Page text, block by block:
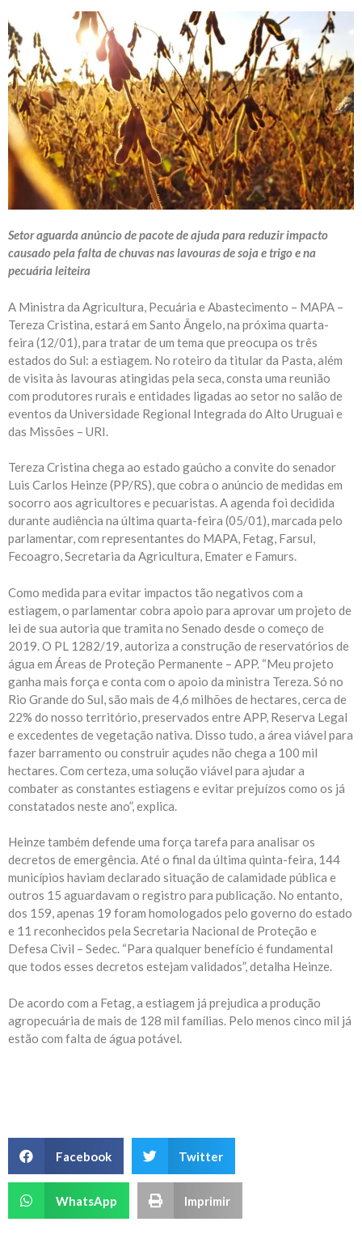
Setor aguarda anúncio de pacote de ajuda para reduzir impacto
causado pela falta de chuvas nas lavouras de soja e trigo e na
pecuária leiteira
A Ministra da Agricultura, Pecuária e Abastecimento – MAPA –
Tereza Cristina, estará em Santo Ângelo, na próxima quarta-
feira (12/01), para tratar de um tema que preocupa os três
estados do Sul: a estiagem. No roteiro da titular da Pasta, além
de visita às lavouras atingidas pela seca, consta uma reunião
com produtores rurais e entidades ligadas ao setor no salão de
eventos da Universidade Regional Integrada do Alto Uruguai e
das Missões – URI.
Tereza Cristina chega ao estado gaúcho a convite do senador
Luis Carlos Heinze (PP/RS), que cobra o anúncio de medidas em
socorro aos agricultores e pecuaristas. A agenda foi decidida
durante audiência na última quarta-feira (05/01), marcada pelo
parlamentar, com representantes do MAPA, Fetag, Farsul,
Fecoagro, Secretaria da Agricultura, Emater e Famurs.
Como medida para evitar impactos tão negativos com a
estiagem, o parlamentar cobra apoio para aprovar um projeto de
lei de sua autoria que tramita no Senado desde o começo de
2019. O PL 1282/19, autoriza a construção de reservatórios de
água em Áreas de Proteção Permanente – APP. “Meu projeto
ganha mais força e conta com o apoio da ministra Tereza. Só no
Rio Grande do Sul, são mais de 4,6 milhões de hectares, cerca de
22% do nosso território, preservados entre APP, Reserva Legal
e excedentes de vegetação nativa. Disso tudo, a área viável para
fazer barramento ou construir açudes não chega a 100 mil
hectares. Com certeza, uma solução viável para ajudar a
combater as constantes estiagens e evitar prejuízos como os já
constatados neste ano”, explica.
Heinze também defende uma força tarefa para analisar os
decretos de emergência. Até o final da última quinta-feira, 144
municípios haviam declarado situação de calamidade pública e
outros 15 aguardavam o registro para publicação. No entanto,
dos 159, apenas 19 foram homologados pelo governo do estado
e 11 reconhecidos pela Secretaria Nacional de Proteção e
Defesa Civil – Sedec. “Para qualquer benefício é fundamental
que todos esses decretos estejam validados”, detalha Heinze.
De acordo com a Fetag, a estiagem já prejudica a produção
agropecuária de mais de 128 mil famílias. Pelo menos cinco mil já
estão com falta de água potável.
Facebook Twitter
WhatsApp Imprimir